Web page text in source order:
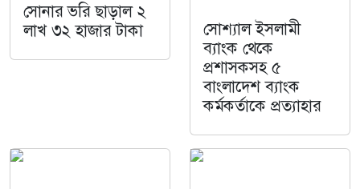
সোনার ভরি ছাড়াল ২
লাখ ৩২ হাজার টাকা
সোশ্যাল ইসলামী
ব্যাংক থেকে
প্রশাসকসহ ৫
বাংলাদেশ ব্যাংক
কর্মকর্তাকে প্রত্যাহার